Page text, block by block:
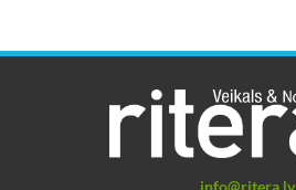
info@ritera.lv